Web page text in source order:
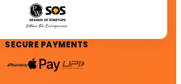
SECURE PAYMENTS